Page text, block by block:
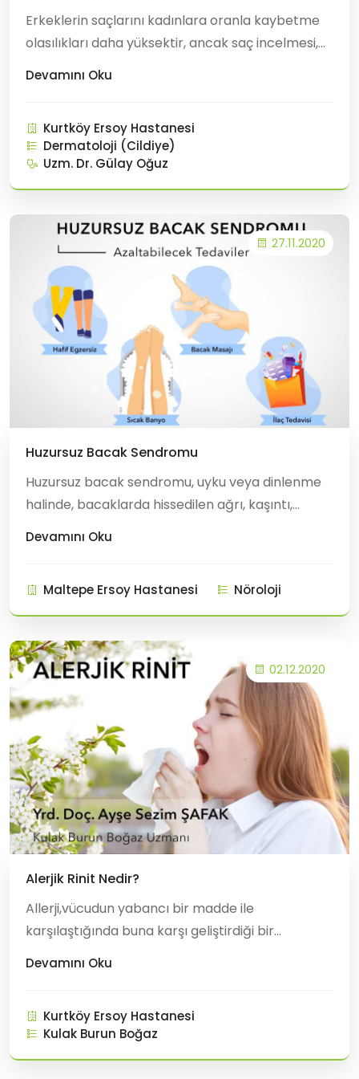
Erkeklerin saçlarını kadınlara oranla kaybetme
olasılıkları daha yüksektir, ancak saç incelmesi,
saç dökülmesi aslında her iki cinsiyeti de
arkasında tek bir neden yoktur. Nedenler basit
ye ge
Devamını Oku
Kurtköy Ersoy Hastanesi
Dermatoloji (Cildiye)
Uzm. Dr. Gülay Oğuz
27.11.2020
Huzursuz Bacak Sendromu
Huzursuz bacak sendromu, uyku veya dinlenme
halinde, bacaklarda hissedilen ağrı, kaşıntı,
uyuşukluk, karıncalanma, iğnelenme, yanma
ötürü sürekli hareket etme isteği, gece
saatlerine doğru huzursuzluğun artması,
bacakları har
Devamını Oku
Maltepe Ersoy Hastanesi Nöroloji
02.12.2020
Alerjik Rinit Nedir?
Allerji,vücudun yabancı bir madde ile
karşılaştığında buna karşı geliştirdiği bir
yanıttır.Allerjiye neden olan maddelere alerjen
gibi birçok alerjik hastalığa neden olabilir. Allerjik
rinit alerji kaynaklı
Devamını Oku
Kurtköy Ersoy Hastanesi
Kulak Burun Boğaz